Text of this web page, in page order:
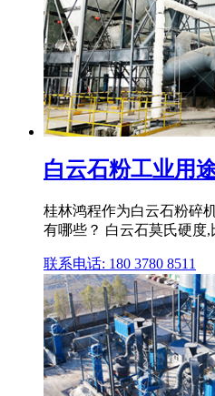
白云石粉工业用
桂林鸿程作为白云石粉碎
有哪些？ 白云石莫氏硬度
联系电话: 180 3780 8511